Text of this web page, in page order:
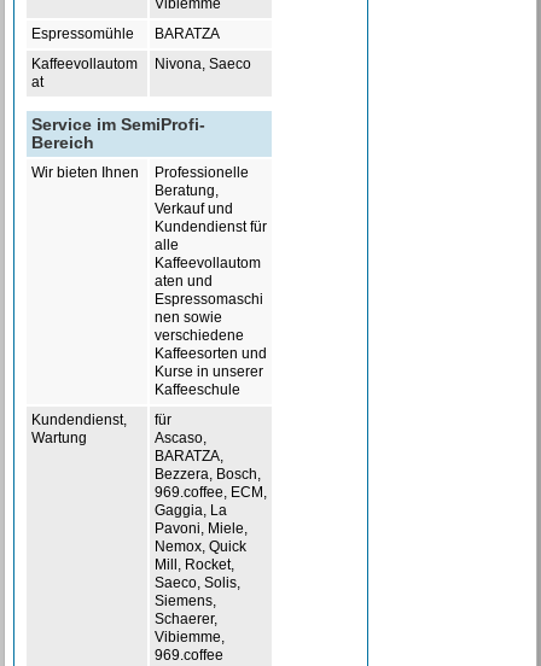
Vibiemme
Espressomühle
BARATZA
Kaffeevollautom
at
Nivona, Saeco
Service im SemiProfi-
Bereich
Wir bieten Ihnen
Professionelle
Beratung,
Verkauf und
Kundendienst für
alle
Kaffeevollautom
aten und
Espressomaschi
nen sowie
verschiedene
Kaffeesorten und
Kurse in unserer
Kaffeeschule
Kundendienst,
Wartung
für
Ascaso,
BARATZA,
Bezzera, Bosch,
969.coffee, ECM,
Gaggia, La
Pavoni, Miele,
Nemox, Quick
Mill, Rocket,
Saeco, Solis,
Siemens,
Schaerer,
Vibiemme,
969.coffee